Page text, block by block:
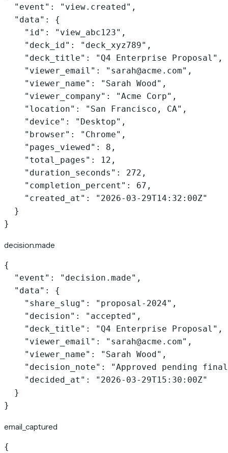
  "event": "view.created",
  "data": {
    "id": "view_abc123",
    "deck_id": "deck_xyz789",
    "deck_title": "Q4 Enterprise Proposal",
    "viewer_email": "sarah@acme.com",
    "viewer_name": "Sarah Wood",
    "viewer_company": "Acme Corp",
    "location": "San Francisco, CA",
    "device": "Desktop",
    "browser": "Chrome",
    "pages_viewed": 8,
    "total_pages": 12,
    "duration_seconds": 272,
    "completion_percent": 67,
    "created_at": "2026-03-29T14:32:00Z"
  }
}
decision.made
{
  "event": "decision.made",
  "data": {
    "share_slug": "proposal-2024",
    "decision": "accepted",
    "deck_title": "Q4 Enterprise Proposal",
    "viewer_email": "sarah@acme.com",
    "viewer_name": "Sarah Wood",
"decision_note": "Approved pending
    "decided_at": "2026-03-29T15:30:00Z"
  }
}
email_captured
{